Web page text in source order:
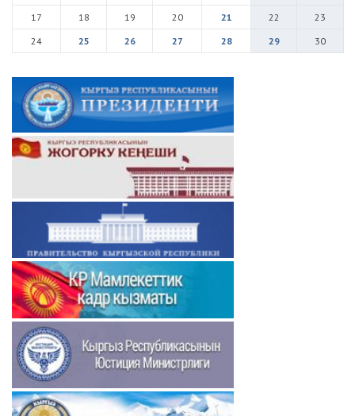
17
18 19 20 21 22
23
24
25 26 27 28 29 30